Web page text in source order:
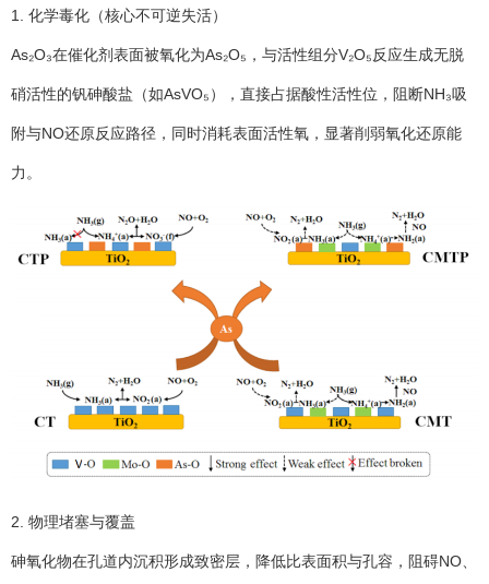
1. 化学毒化（核心不可逆失活）
As₂O₃在催化剂表面被氧化为As₂O₅，与活性组分V₂O₅反应生成无脱
硝活性的钒砷酸盐（如AsVO₅），直接占据酸性活性位，阻断NH₃吸
附与NO还原反应路径，同时消耗表面活性氧，显著削弱氧化还原能
力。
2. 物理堵塞与覆盖
砷氧化物在孔道内沉积形成致密层，降低比表面积与孔容，阻碍NO、